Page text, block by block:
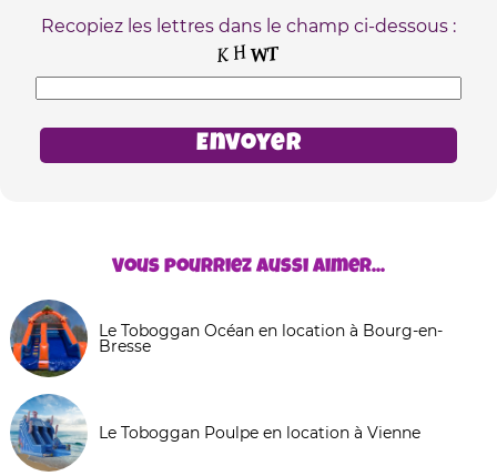
Recopiez les lettres dans le champ ci-dessous :
Vous pourriez aussi aimer...
Le Toboggan Océan en location à Bourg-en-
Bresse
Le Toboggan Poulpe en location à Vienne